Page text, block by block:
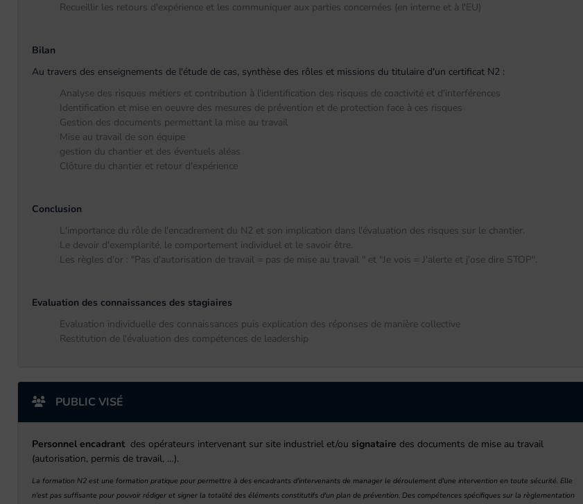
Recueillir les retours d'expérience et les communiquer aux parties concernées (en interne et à l'EU)
Bilan
Au travers des enseignements de l'étude de cas, synthèse des rôles et missions du titulaire d'un certificat N2 :
Analyse des risques métiers et contribution à l'identification des risques de coactivité et d'interférences
Identification et mise en oeuvre des mesures de prévention et de protection face à ces risques
Gestion des documents permettant la mise au travail
Mise au travail de son équipe
gestion du chantier et des éventuels aléas
Clôture du chantier et retour d'expérience
Conclusion
L'importance du rôle de l'encadrement du N2 et son implication dans l'évaluation des risques sur le chantier.
Le devoir d'exemplarité, le comportement individuel et le savoir être.
Les règles d'or : "Pas d'autorisation de travail = pas de mise au travail " et "Je vois = J'alerte et j'ose dire STOP".
Evaluation des connaissances des stagiaires
Evaluation individuelle des connaissances puis explication des réponses de manière collective
Restitution de l'évaluation des compétences de leadership
PUBLIC VISÉ
Personnel encadrant des opérateurs intervenant sur site industriel et/ou signataire des documents de mise au travail
(autorisation, permis de travail, …).
La formation N2 est une formation pratique pour permettre à des encadrants d'intervenants de manager le déroulement d'une intervention en toute sécurité. Elle
n'est pas suffisante pour pouvoir rédiger et signer la totalité des éléments constitutifs d'un plan de prévention. Des compétences spécifiques sur la règlementation